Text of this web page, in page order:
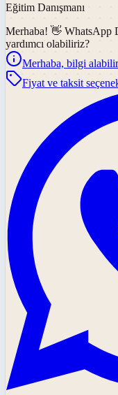
Eğitim Danışmanı
Merhaba! 👋 WhatsApp
yardımcı olabiliriz?
Merhaba, bilgi
Fiyat ve taksit